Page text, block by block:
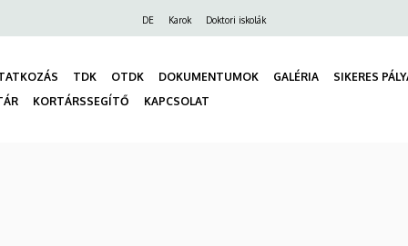
DE Karok Doktori iskolák
TDK OTDK DOKUMENTUMOK GALÉRIA
SIKERES
KORTÁRSSEGÍTŐ KAPCSOLAT